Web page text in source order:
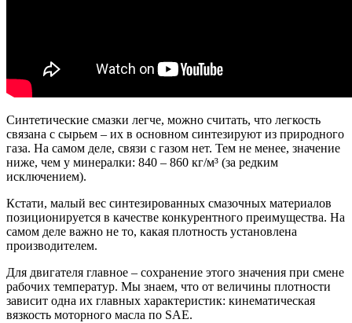
Синтетические смазки легче, можно считать, что легкость
связана с сырьем – их в основном синтезируют из природного
газа. На самом деле, связи с газом нет. Тем не менее, значение
ниже, чем у минералки: 840 – 860 кг/м³ (за редким
исключением).
Кстати, малый вес синтезированных смазочных материалов
позиционируется в качестве конкурентного преимущества. На
самом деле важно не то, какая плотность установлена
производителем.
Для двигателя главное – сохранение этого значения при смене
рабочих температур. Мы знаем, что от величины плотности
зависит одна их главных характеристик: кинематическая
вязкость моторного масла по SAE.